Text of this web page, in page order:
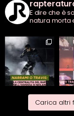
E dire che è
natura morta
Carica altri